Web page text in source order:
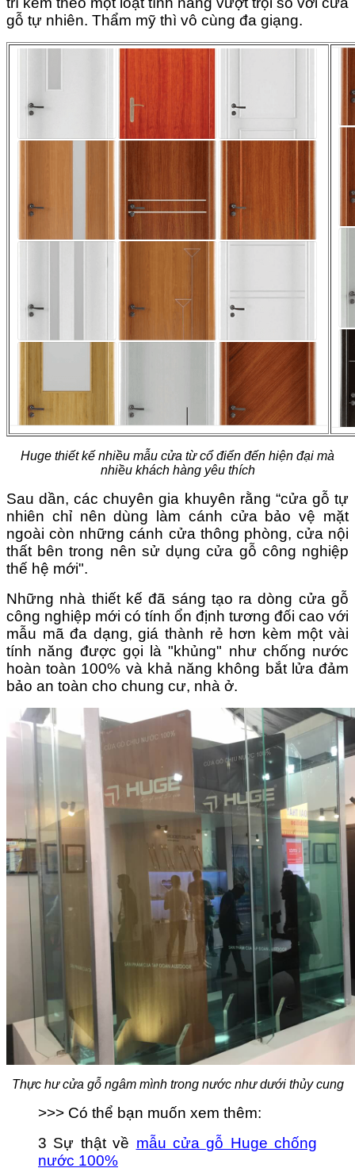
gỗ tự nhiên. Thẩm mỹ thì vô cùng đa giạng.
Huge thiết kế nhiều mẫu cửa từ cổ điển đến hiện đại mà
nhiều khách hàng yêu thích
Sau dần, các chuyên gia khuyên rằng “cửa gỗ tự
nhiên chỉ nên dùng làm cánh cửa bảo vệ mặt
ngoài còn những cánh cửa thông phòng, cửa nội
thất bên trong nên sử dụng cửa gỗ công nghiệp
thế hệ mới".
Những nhà thiết kế đã sáng tạo ra dòng cửa gỗ
công nghiệp mới có tính ổn định tương đối cao với
mẫu mã đa dạng, giá thành rẻ hơn kèm một vài
tính năng được gọi là "khủng" như chống nước
hoàn toàn 100% và khả năng không bắt lửa đảm
bảo an toàn cho chung cư, nhà ở.
Thực hư cửa gỗ ngâm mình trong nước như dưới thủy cung
>>> Có thể bạn muốn xem thêm:
3 Sự thật về mẫu cửa gỗ Huge chống
nước 100%